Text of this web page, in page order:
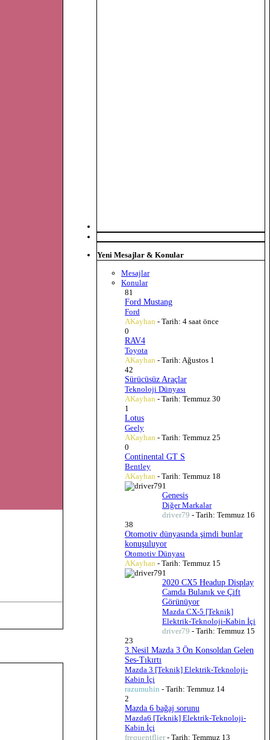
Yeni Mesajlar & Konular
Mesajlar
Konular
81
Ford Mustang
Ford
AKayhan - Tarih: 4 saat önce
0
RAV4
Toyota
AKayhan - Tarih: Ağustos 1
42
Sürücüsüz Araçlar
Teknoloji Dünyası
AKayhan - Tarih: Temmuz 30
1
Lotus
Geely
AKayhan - Tarih: Temmuz 25
0
Continental GT S
Bentley
AKayhan - Tarih: Temmuz 18
1
Genesis
Diğer Markalar
driver79 - Tarih: Temmuz 16
38
Otomotiv dünyasında şimdi bunlar
konuşuluyor
Otomotiv Dünyası
AKayhan - Tarih: Temmuz 15
1
2020 CX5 Headup Display
Camda Bulanık ve Çift
Görünüyor
Mazda CX-5 [Teknik]
Elektrik-Teknoloji-Kabin İçi
driver79 - Tarih: Temmuz 15
23
3.Nesil Mazda 3 Ön Konsoldan Gelen
Ses-Tıkırtı
Mazda 3 [Teknik] Elektrik-Teknoloji-
Kabin İçi
razumuhin - Tarih: Temmuz 14
2
Mazda 6 bağaj sorunu
Mazda6 [Teknik] Elektrik-Teknoloji-
Kabin İçi
frequentflier- Tarih: Temmuz 13